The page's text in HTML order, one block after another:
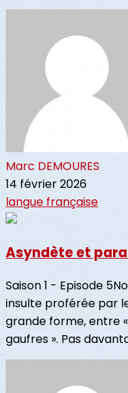
Marc DEMOURES
14 février 2026
langue française
Asyndète et
Saison 1 - Episode
insulte proférée par
grande forme, entre
gaufres ». Pas